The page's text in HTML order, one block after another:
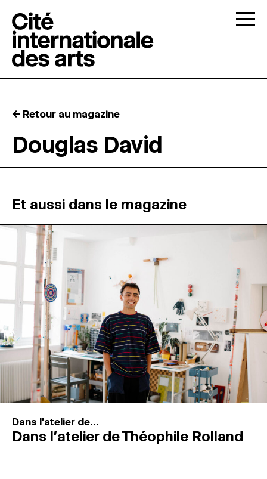
RÉSIDENCES ↓
ATELIERS OUVERTS
PROGRAMMATION
MAGAZINE
ESPACES DE PRATIQUE ARTISTIQUE ↓
Recherche
Connexion
← Retour au magazine
Douglas David
Et aussi dans le magazine
Dans l'atelier de...
Dans l’atelier de Théophile Rolland